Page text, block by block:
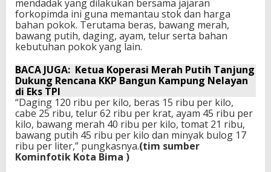
mendadak yang dilakukan bersama jajaran
forkopimda ini guna memantau stok dan harga
bahan pokok. Terutama beras, bawang merah,
bawang putih, daging, ayam, telur serta bahan
kebutuhan pokok yang lain.
BACA JUGA: Ketua Koperasi Merah Putih Tanjung
Dukung Rencana KKP Bangun Kampung Nelayan
di Eks TPI
“Daging 120 ribu per kilo, beras 15 ribu per kilo,
cabe 25 ribu, telur 62 ribu per krat, ayam 45 ribu per
kilo, bawang merah 40 ribu per kilo, tomat 21 ribu,
bawang putih 45 ribu per kilo dan minyak bulog 17
ribu per liter,” pungkasnya.(tim sumber
Kominfotik Kota Bima )